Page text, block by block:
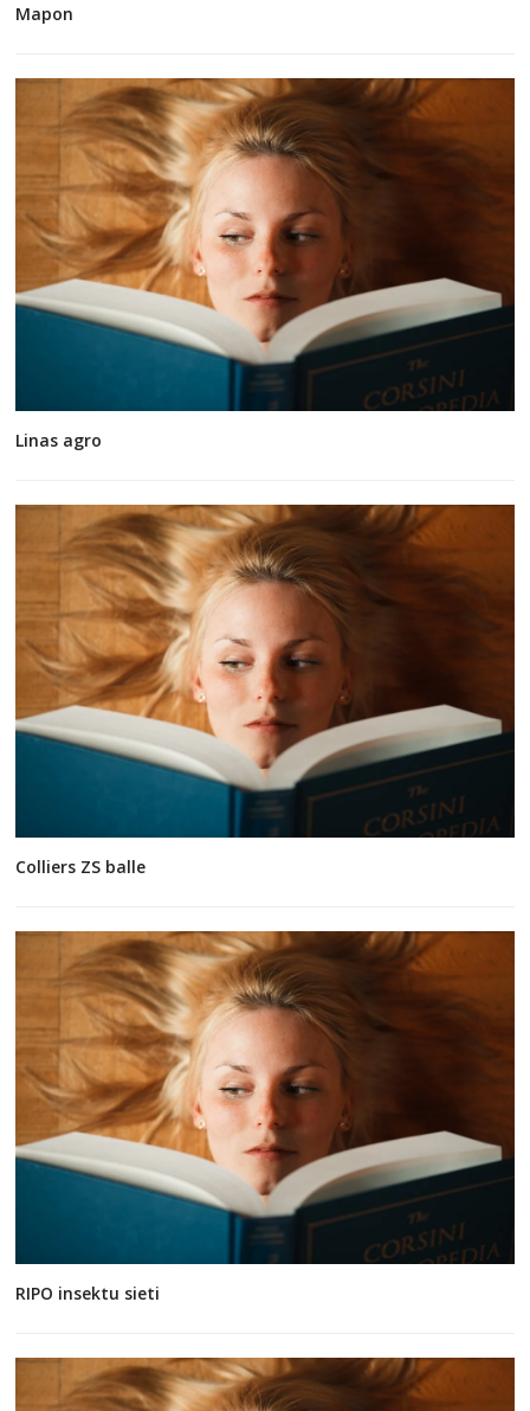
Mapon
Linas agro
Colliers ZS balle
RIPO insektu sieti